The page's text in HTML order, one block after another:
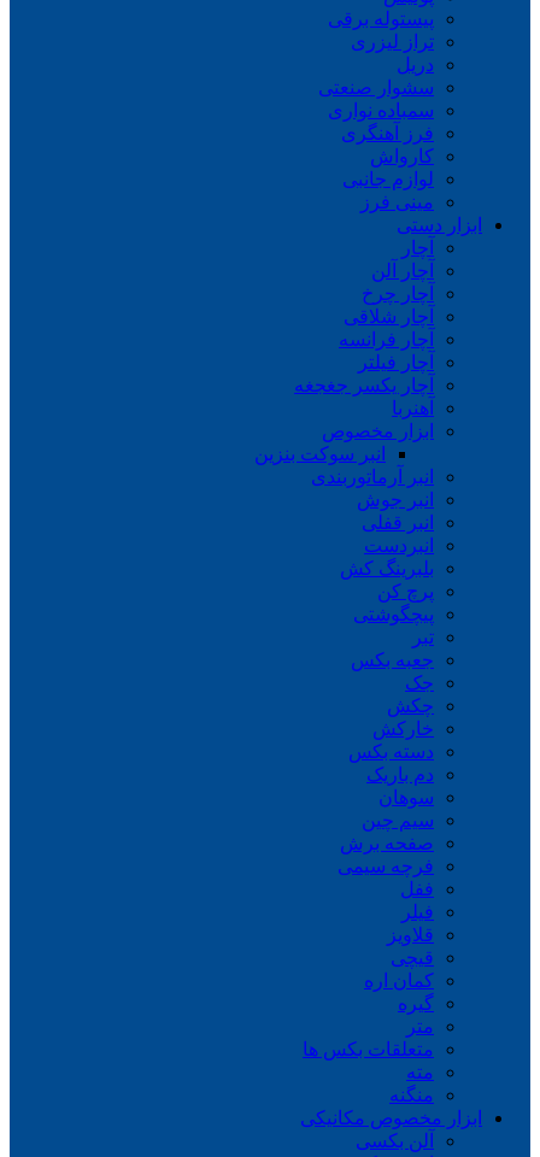
پیستوله برقی
تراز لیزری
دریل
سشوار صنعتی
سمباده نواری
فرز آهنگری
کارواش
لوازم جانبی
مینی فرز
ابزار دستی
آچار
آچار آلن
آچار چرخ
آچار شلاقی
آچار فرانسه
آچار فیلتر
آچار یکسر جغجغه
آهنربا
ابزار مخصوص
انبر سوکت بنزین
انبر آرماتوربندی
انبر جوش
انبر قفلی
انبردست
بلبرینگ کش
پرچ کن
پیچگوشتی
تبر
جعبه بکس
جک
چکش
خارکش
دسته بکس
دم باریک
سوهان
سیم چین
صفحه برش
فرچه سیمی
ففل
فیلر
قلاویز
قیچی
کمان اره
گیره
متر
متعلقات بکس ها
مته
منگنه
ابزار مخصوص مکانیکی
آلن بکسی